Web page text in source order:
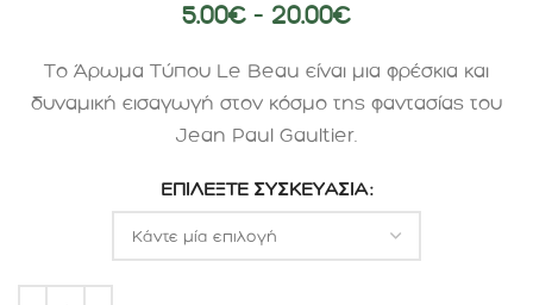
5.00€ – 20.00€
Το Άρωμα Τύπου Le Beau είναι μια φρέσκια και
δυναμική εισαγωγή στον κόσμο της φαντασίας του
Jean Paul Gaultier.
ΕΠΙΛΈΞΤΕ ΣΥΣΚΕΥΑΣΊΑ